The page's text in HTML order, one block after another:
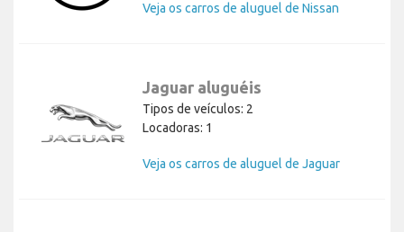
Veja os carros de aluguel de Nissan
Jaguar aluguéis
Tipos de veículos: 2
Locadoras: 1
Veja os carros de aluguel de Jaguar